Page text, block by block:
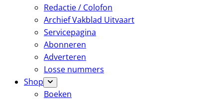
Redactie / Colofon
Archief Vakblad Uitvaart
Servicepagina
Abonneren
Adverteren
Losse nummers
Shop
Boeken